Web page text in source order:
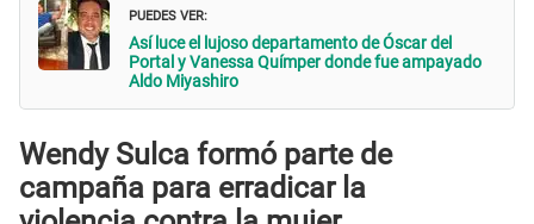
PUEDES VER:
Así luce el lujoso departamento de Óscar del
Portal y Vanessa Químper donde fue ampayado
Aldo Miyashiro
Wendy Sulca formó parte de
campaña para erradicar la